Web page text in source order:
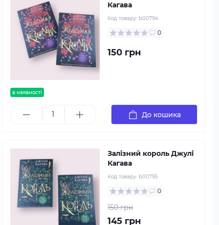
в наявності
Кагава
Код товару: b00794
0
150 грн
До кошика
Залізний король Джулі
Кагава
Код товару: b00795
0
150 грн
145 грн